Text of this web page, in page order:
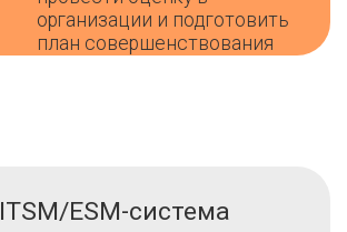
организации и подготовить
план совершенствования
ITSM/ESM-система